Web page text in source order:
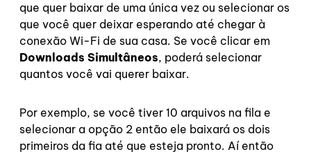
que quer baixar de uma única vez ou selecionar os
que você quer deixar esperando até chegar à
conexão Wi-Fi de sua casa. Se você clicar em
Downloads Simultâneos, poderá selecionar
quantos você vai querer baixar.
Por exemplo, se você tiver 10 arquivos na fila e
selecionar a opção 2 então ele baixará os dois
primeiros da fia até que esteja pronto. Aí então